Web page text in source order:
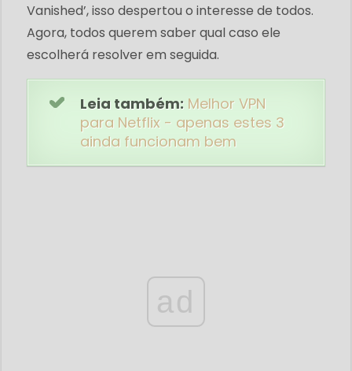
Vanished’, isso despertou o interesse de todos.
Agora, todos querem saber qual caso ele
escolherá resolver em seguida.
Leia também: Melhor VPN
para Netflix - apenas estes 3
ainda funcionam bem
ad